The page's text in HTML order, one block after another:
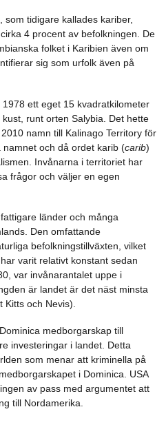
tidigare kallades kariber,
4 procent av befolkningen. De
folket i Karibien även om
sig som urfolk även på
ett eget 15 kvadratkilometer
runt orten Salybia. Det hette
namn till Kalinago Territory för
och då ordet karib (carib)
Invånarna i territoriet har
frågor och väljer en egen
länder och många
Den omfattande
befolkningstillväxten, vilket
varit relativt konstant sedan
var invånarantalet uppe i
är landet är det näst minsta
och Nevis).
medborgarskap till
investeringar i landet. Detta
som menar att kriminella på
i Dominica. USA
av pass med argumentet att
till Nordamerika.